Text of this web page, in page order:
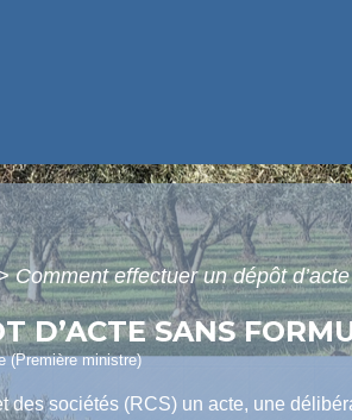
Comment effectuer un dépôt
D’ACTE SANS
(Première ministre)
sociétés (RCS) un acte, une